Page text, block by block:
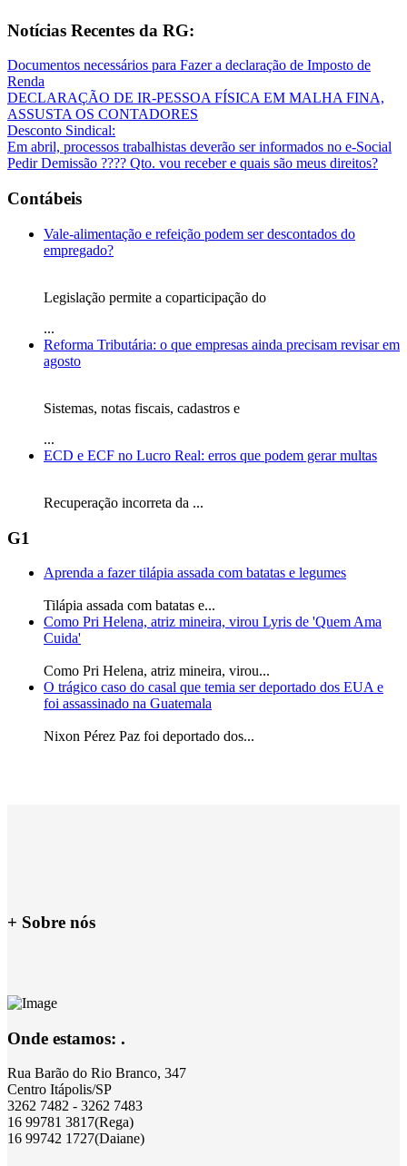
Notícias Recentes da RG:
Documentos necessários para Fazer a declaração de Imposto de
Renda
DECLARAÇÃO DE IR-PESSOA FÍSICA EM MALHA FINA,
ASSUSTA OS CONTADORES
Desconto Sindical:
Em abril, processos trabalhistas deverão ser informados no e-Social
Pedir Demissão ???? Qto. vou receber e quais são meus direitos?
Contábeis
Vale-alimentação e refeição podem ser descontados do
empregado?
Legislação permite a coparticipação do
...
Reforma Tributária: o que empresas ainda precisam revisar em
agosto
Sistemas, notas fiscais, cadastros e
...
ECD e ECF no Lucro Real: erros que podem gerar multas
Recuperação incorreta da ...
G1
Aprenda a fazer tilápia assada com batatas e legumes
Tilápia assada com batatas e...
Como Pri Helena, atriz mineira, virou Lyris de 'Quem Ama
Cuida'
Como Pri Helena, atriz mineira, virou...
O trágico caso do casal que temia ser deportado dos EUA e
foi assassinado na Guatemala
Nixon Pérez Paz foi deportado dos...
+ Sobre nós
Onde estamos: .
Rua Barão do Rio Branco, 347
Centro Itápolis/SP
3262 7482 - 3262 7483
16 99781 3817(Rega)
16 99742 1727(Daiane)